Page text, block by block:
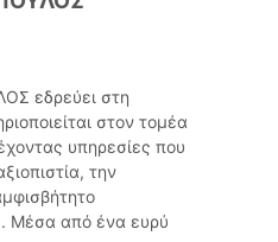
εδρεύει στη
στον τομέα
υπηρεσίες που
την
Μέσα από ένα ευρύ